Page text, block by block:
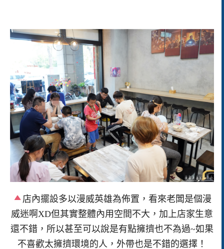
店內擺設多以漫威英雄為佈置，看來老闆是個漫
威迷啊XD但其實整體內用空間不大，加上店家生意
還不錯，所以甚至可以說是有點擁擠也不為過~如果
不喜歡太擁擠環境的人，外帶也是不錯的選擇！